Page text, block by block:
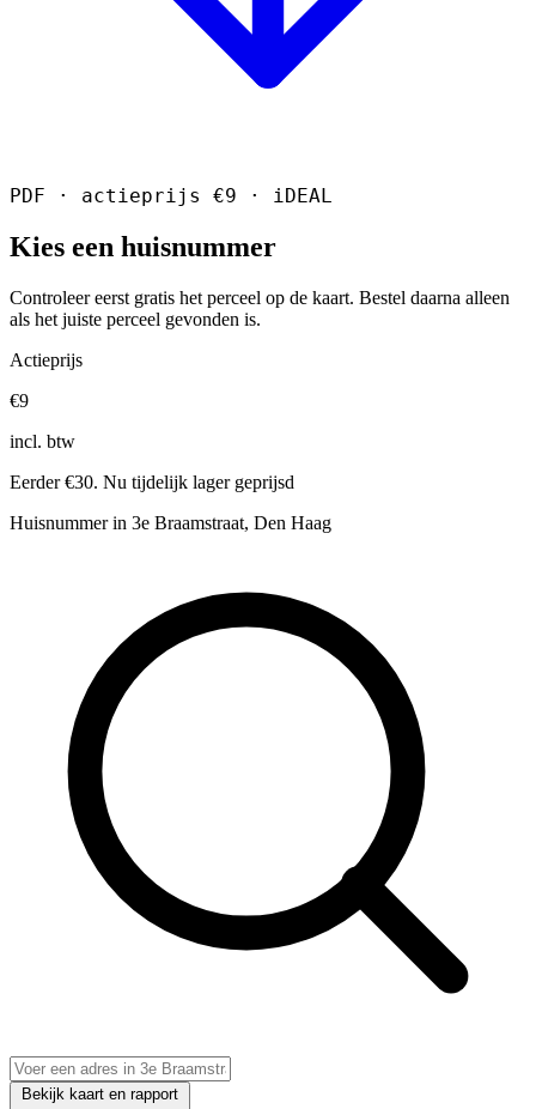
PDF · actieprijs €9 · iDEAL
Kies een huisnummer
Controleer eerst gratis het perceel op de kaart. Bestel daarna alleen
als het juiste perceel gevonden is.
Actieprijs
€9
incl. btw
Eerder €30. Nu tijdelijk lager geprijsd
Huisnummer in 3e Braamstraat, Den Haag
Bekijk kaart en rapport